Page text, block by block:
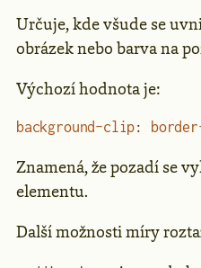
Určuje, kde všude se
obrázek nebo barva na
Výchozí hodnota je:
background-clip:
Znamená, že pozadí se
elementu.
Další možnosti míry